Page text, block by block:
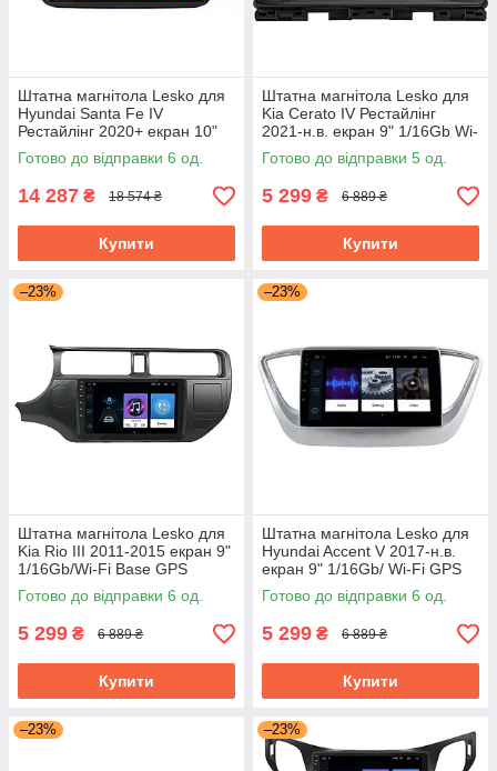
Штатна магнітола Lesko для
Hyundai Santa Fe IV
Рестайлінг 2020+ екран 10"
4/64Gb CarPlay 4G Wi-Fi GPS
Prime
Готово до відправки 6 од.
14 287 ₴ 18 574 ₴
Купити
Штатна магнітола Lesko для
Kia Cerato IV Рестайлінг
2021-н.в. екран 9" 1/16Gb Wi-
Fi GPS Base
Готово до відправки 5 од.
5 299 ₴ 6 889 ₴
Купити
–23%
Штатна магнітола Lesko для
Kia Rio III 2011-2015 екран 9"
1/16Gb/Wi-Fi Base GPS
Android кіа
Готово до відправки 6 од.
5 299 ₴ 6 889 ₴
Купити
–23%
Штатна магнітола Lesko для
Hyundai Accent V 2017-н.в.
екран 9" 1/16Gb/ Wi-Fi GPS
Готово до відправки 6 од.
5 299 ₴ 6 889 ₴
Купити
–23% –23%